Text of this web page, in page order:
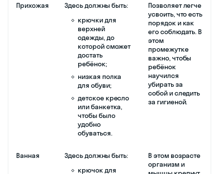
Прихожая
Здесь должны быть:
крючки для
верхней
одежды, до
которой сможет
достать
ребёнок;
низкая полка
для обуви;
детское кресло
или банкетка,
чтобы было
удобно
обуваться.
Позволяет легче
усвоить, что есть
порядок и как
его соблюдать. В
этом
промежутке
важно, чтобы
ребёнок
научился
убирать за
собой и следить
за гигиеной.
Ванная
Здесь должны быть:
крючок для
В этом возрасте
организм и